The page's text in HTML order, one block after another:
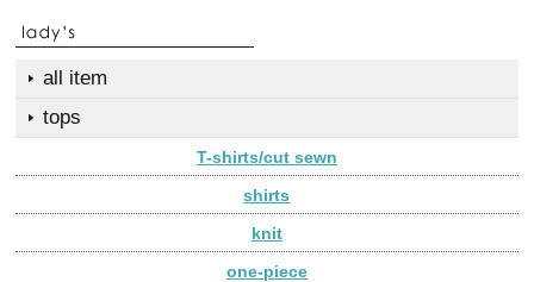
all item
tops
T-shirts/cut sewn
shirts
knit
one-piece